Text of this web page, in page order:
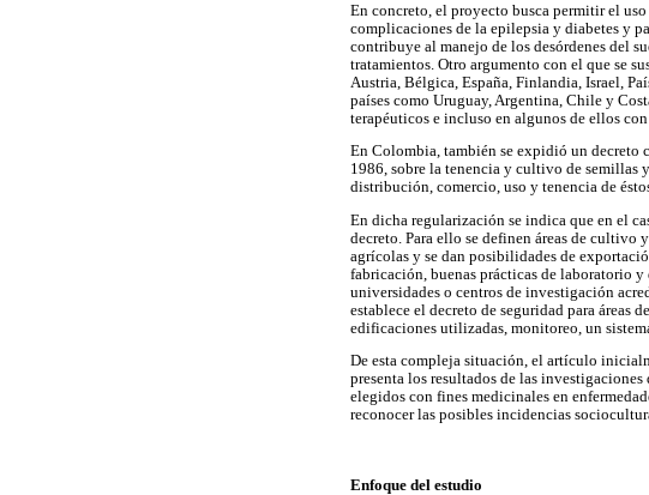
En concreto, el proyecto busca permitir el
complicaciones de la epilepsia y diabetes y
contribuye al manejo de los desórdenes del
tratamientos. Otro argumento con el que se
Austria, Bélgica, España, Finlandia, Israel,
países como Uruguay, Argentina, Chile y
terapéuticos e incluso en algunos de ellos
En Colombia, también se expidió un decreto
1986, sobre la tenencia y cultivo de semillas
distribución, comercio, uso y tenencia de
En dicha regularización se indica que en el
decreto. Para ello se definen áreas de cultivo
agrícolas y se dan posibilidades de
fabricación, buenas prácticas de laboratorio
universidades o centros de investigación
establece el decreto de seguridad para
edificaciones utilizadas, monitoreo, un
De esta compleja situación, el artículo
presenta los resultados de las
elegidos con fines medicinales en
reconocer las posibles incidencias
Enfoque del estudio